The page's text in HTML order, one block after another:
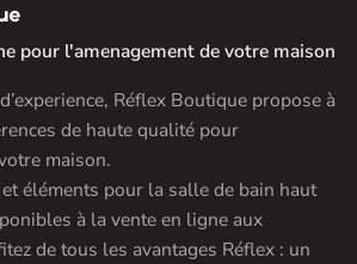
pour l'amenagement de votre maison
Réflex Boutique propose à
de haute qualité pour
maison.
éléments pour la salle de bain haut
à la vente en ligne aux
de tous les avantages Réflex : un